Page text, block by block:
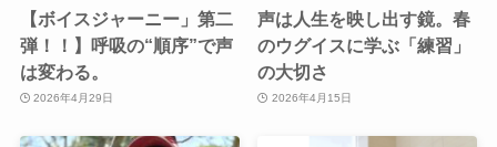
【ボイスジャーニー」第二
弾！！】呼吸の“順序”で声
は変わる。
2026年4月29日
声は人生を映し出す鏡。春
のウグイスに学ぶ「練習」
の大切さ
2026年4月15日